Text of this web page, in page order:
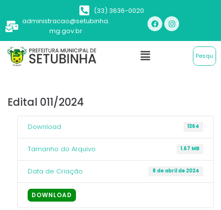
(33) 3636-0020
administracao@setubinha.
mg.gov.br
Edital 011/2024
Download 1364
Tamanho do Arquivo 1.67 MB
Data de Criação 8 de abril de 2024
DOWNLOAD